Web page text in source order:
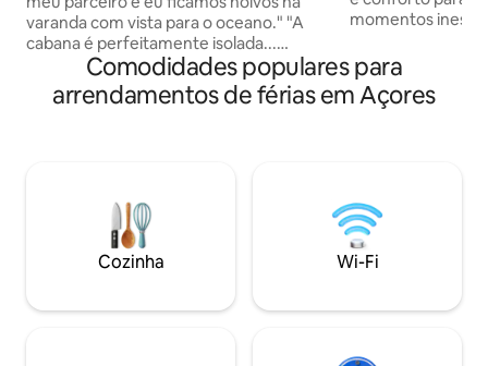
varanda com vista para o oceano." "A
cabana é perfeitamente isolada...
sentimo-nos como se estivéssemos na
nossa própria bolha!!" "Os anfitriões vão
mais além com guias atenciosos e
fica num jardim privado de 5000 m²,
perfeito para casais ou para quem
procura voltar a ligar-se à natureza.
momentos
nossa piscina
jacuzzi, ou prepare uma refeição na
churrasqueira. A
supermercado
de carro.
Comodidades populares para
arrendamentos de férias em Açores
Cozinha Wi-Fi